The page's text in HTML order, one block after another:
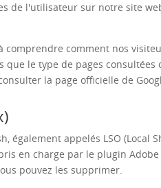
de l'utilisateur sur notre site
comprendre comment nos
le type de pages
la page officielle de
également appelés LSO (Local
en charge par le plugin Adobe
pouvez les supprimer.